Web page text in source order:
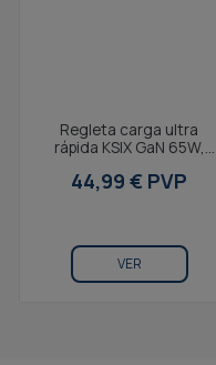
Regleta carga ultra
rápida KSIX GaN 65W,
Multipuerto x4, Cable
44,99 € PVP
VER